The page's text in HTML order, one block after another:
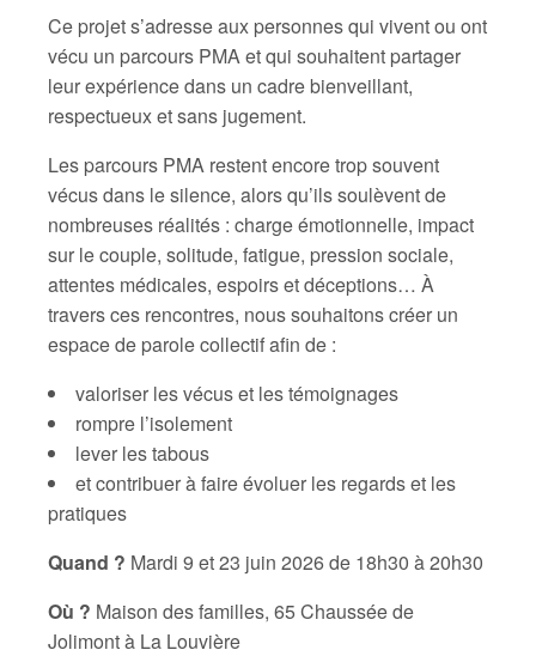
Ce projet s’adresse aux personnes qui vivent ou ont
vécu un parcours PMA et qui souhaitent partager
leur expérience dans un cadre bienveillant,
respectueux et sans jugement.
Les parcours PMA restent encore trop souvent
vécus dans le silence, alors qu’ils soulèvent de
nombreuses réalités : charge émotionnelle, impact
sur le couple, solitude, fatigue, pression sociale,
attentes médicales, espoirs et déceptions… À
travers ces rencontres, nous souhaitons créer un
espace de parole collectif afin de :
valoriser les vécus et les témoignages
rompre l’isolement
lever les tabous
et contribuer à faire évoluer les regards et les
pratiques
Quand ? Mardi 9 et 23 juin 2026 de 18h30 à 20h30
Où ? Maison des familles, 65 Chaussée de
Jolimont à La Louvière